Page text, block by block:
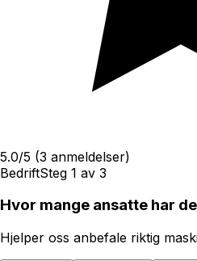
5.0/5 (3 anmeldelser)
BedriftSteg 1 av 3
Hvor mange ansatte har
Hjelper oss anbefale riktig